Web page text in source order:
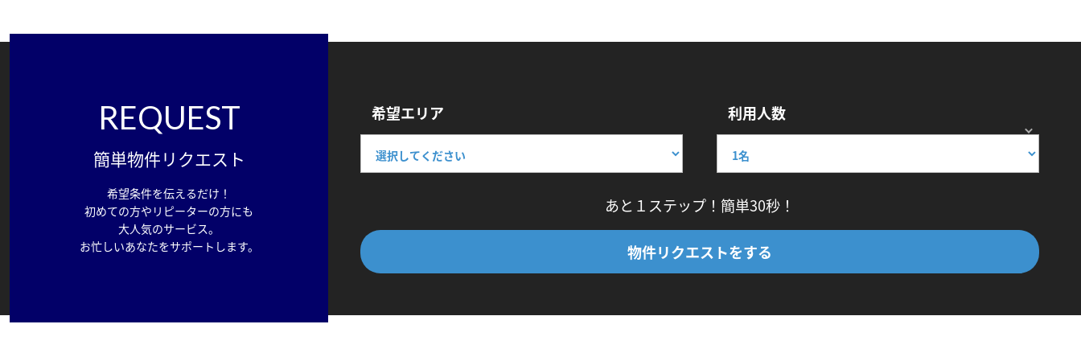
REQUEST
簡単物件リクエスト
希望条件を伝えるだけ！
初めての方やリピーターの方にも
大人気のサービス。
お忙しいあなたをサポートします。
希望エリア 利用人数
あと１ステップ！簡単30秒！
物件リクエストをする